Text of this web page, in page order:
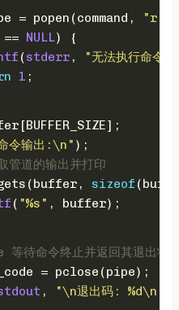
= popen(command,
"r"
NULL) {
(stderr ,
"无法执行命令
1 ;
令输出:\n" );
道的输出并打印
sizeof
( "%s" , buffer);
待命令终止并返回其退出状
= pclose(pipe);
, "\n退出码: %d\n"